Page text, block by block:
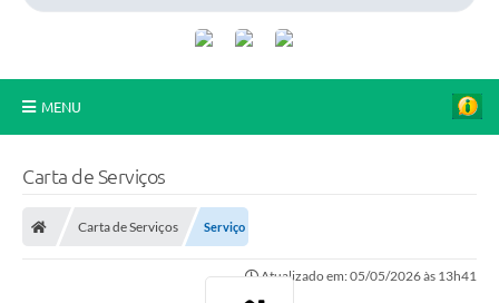
MENU
Carta de Serviços
Carta de Serviços Serviço
Atualizado em: 05/05/2026 às 13h41